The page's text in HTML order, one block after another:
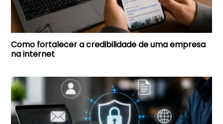
Como fortalecer a credibilidade de uma empresa
na internet